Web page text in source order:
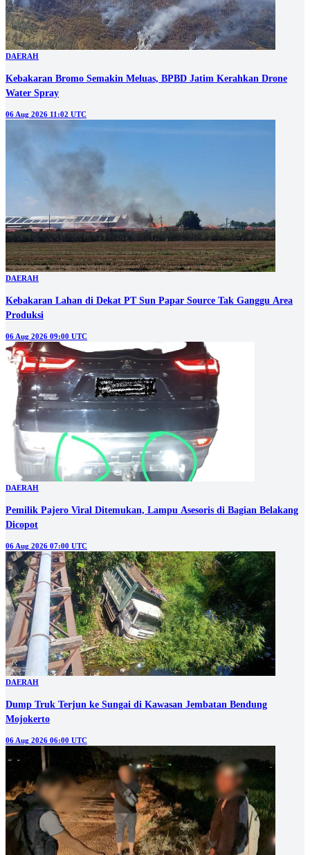
DAERAH
Kebakaran Bromo Semakin Meluas, BPBD Jatim Kerahkan Drone
Water Spray
06 Aug 2026 11:02 UTC
DAERAH
Kebakaran Lahan di Dekat PT Sun Papar Source Tak Ganggu Area
Produksi
06 Aug 2026 09:00 UTC
DAERAH
Pemilik Pajero Viral Ditemukan, Lampu Asesoris di Bagian Belakang
Dicopot
06 Aug 2026 07:00 UTC
DAERAH
Dump Truk Terjun ke Sungai di Kawasan Jembatan Bendung
Mojokerto
06 Aug 2026 06:00 UTC